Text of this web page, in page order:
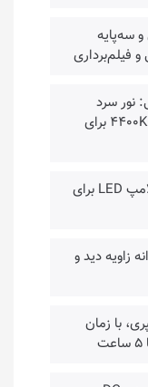
و سه‌پایه
فیلم‌برداری
نور سرد
۶۵۰۰K، نور گرم ۳۰۰۰K و نور طبیعی ۴۴۰۰K برای
• دارای ۹ سطح روشنایی با ۴۸ عدد لامپ LED برای
زاویه دید و
۱۲۰۰ میلی‌آمپری، با زمان